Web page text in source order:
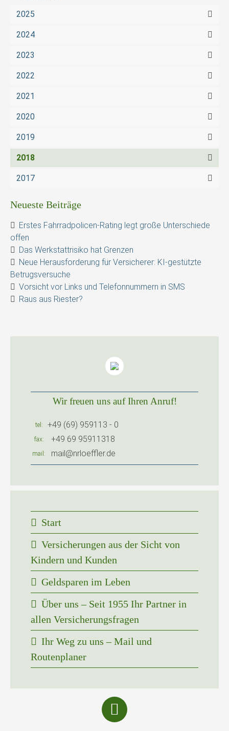
2025
2024
2023
2022
2021
2020
2019
2018
2017
Neueste Beiträge
Erstes Fahrradpolicen-Rating legt große Unterschiede
offen
Das Werkstattrisiko hat Grenzen
Neue Herausforderung für Versicherer: KI-gestützte
Betrugsversuche
Vorsicht vor Links und Telefonnummern in SMS
Raus aus Riester?
Wir freuen uns auf Ihren Anruf!
tel +49 (69) 959113 - 0
fax +49 69 95911318
mail mail@nrloeffler.de
Start
Versicherungen aus der Sicht von
Kindern und Kunden
Geldsparen im Leben
Über uns – Seit 1955 Ihr Partner in
allen Versicherungsfragen
Ihr Weg zu uns – Mail und
Routenplaner